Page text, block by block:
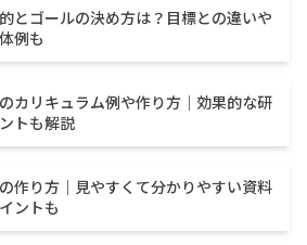
とゴールの決め方は？目標との違いや
例も
カリキュラム例や作り方｜効果的な研
トも解説
作り方｜見やすくて分かりやすい資料
ントも